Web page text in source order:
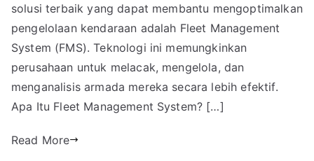
solusi terbaik yang dapat membantu mengoptimalkan
pengelolaan kendaraan adalah Fleet Management
System (FMS). Teknologi ini memungkinkan
perusahaan untuk melacak, mengelola, dan
menganalisis armada mereka secara lebih efektif.
Apa Itu Fleet Management System? […]
Read More